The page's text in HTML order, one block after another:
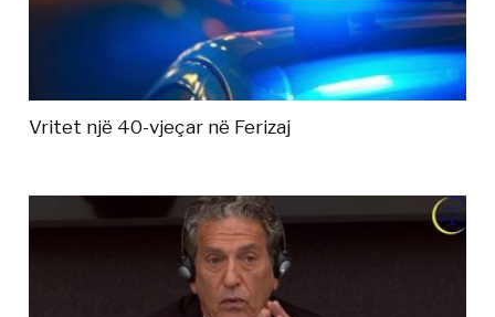
Vritet një 40-vjeçar në Ferizaj